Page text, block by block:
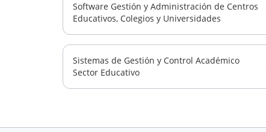
Software Gestión y Administración de Centros
Educativos, Colegios y Universidades
Sistemas de Gestión y Control Académico
Sector Educativo